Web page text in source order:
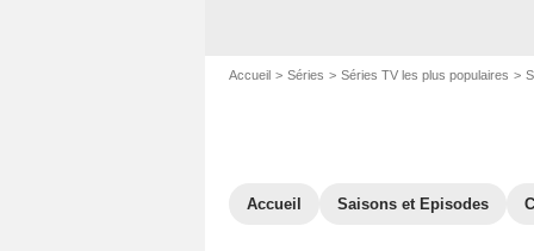
Accueil Séries Séries TV les plus populaires
Accueil Saisons et Episodes